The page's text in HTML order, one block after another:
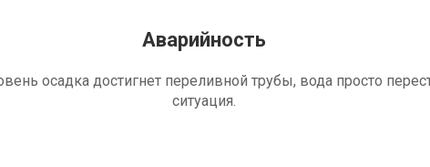
Аварийность
осадка достигнет переливной трубы, вода просто
ситуация.